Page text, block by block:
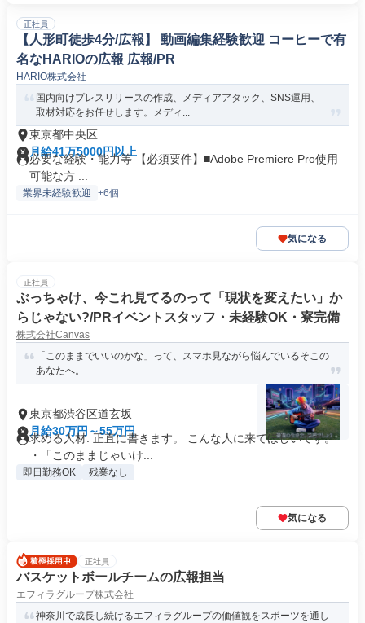
正社員
【人形町徒歩4分/広報】 動画編集経験歓迎 コーヒーで有
名なHARIOの広報 広報/PR
HARIO株式会社
国内向けプレスリリースの作成、メディアアタック、SNS運用、
取材対応をお任せします。メディ...
東京都中央区
月給41万5000円以上
必要な経験・能力等 【必須要件】■Adobe Premiere Pro使用
可能な方 ...
業界未経験歓迎 +6個
気になる
正社員
ぶっちゃけ、今これ見てるのって「現状を変えたい」か
らじゃない?/PRイベントスタッフ・未経験OK・寮完備
株式会社Canvas
「このままでいいのかな」って、スマホ見ながら悩んでいるそこの
あなたへ。
東京都渋谷区道玄坂
月給30万円～55万円
求める人材: 正直に書きます。 こんな人に来てほしいです。
・「このままじゃいけ...
即日勤務OK 残業なし
気になる
正社員
バスケットボールチームの広報担当
エフィラグループ株式会社
神奈川で成長し続けるエフィラグループの価値観をスポーツを通し